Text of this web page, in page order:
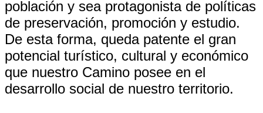
población y sea protagonista de políticas
de preservación, promoción y estudio.
De esta forma, queda patente el gran
potencial turístico, cultural y económico
que nuestro Camino posee en el
desarrollo social de nuestro territorio.